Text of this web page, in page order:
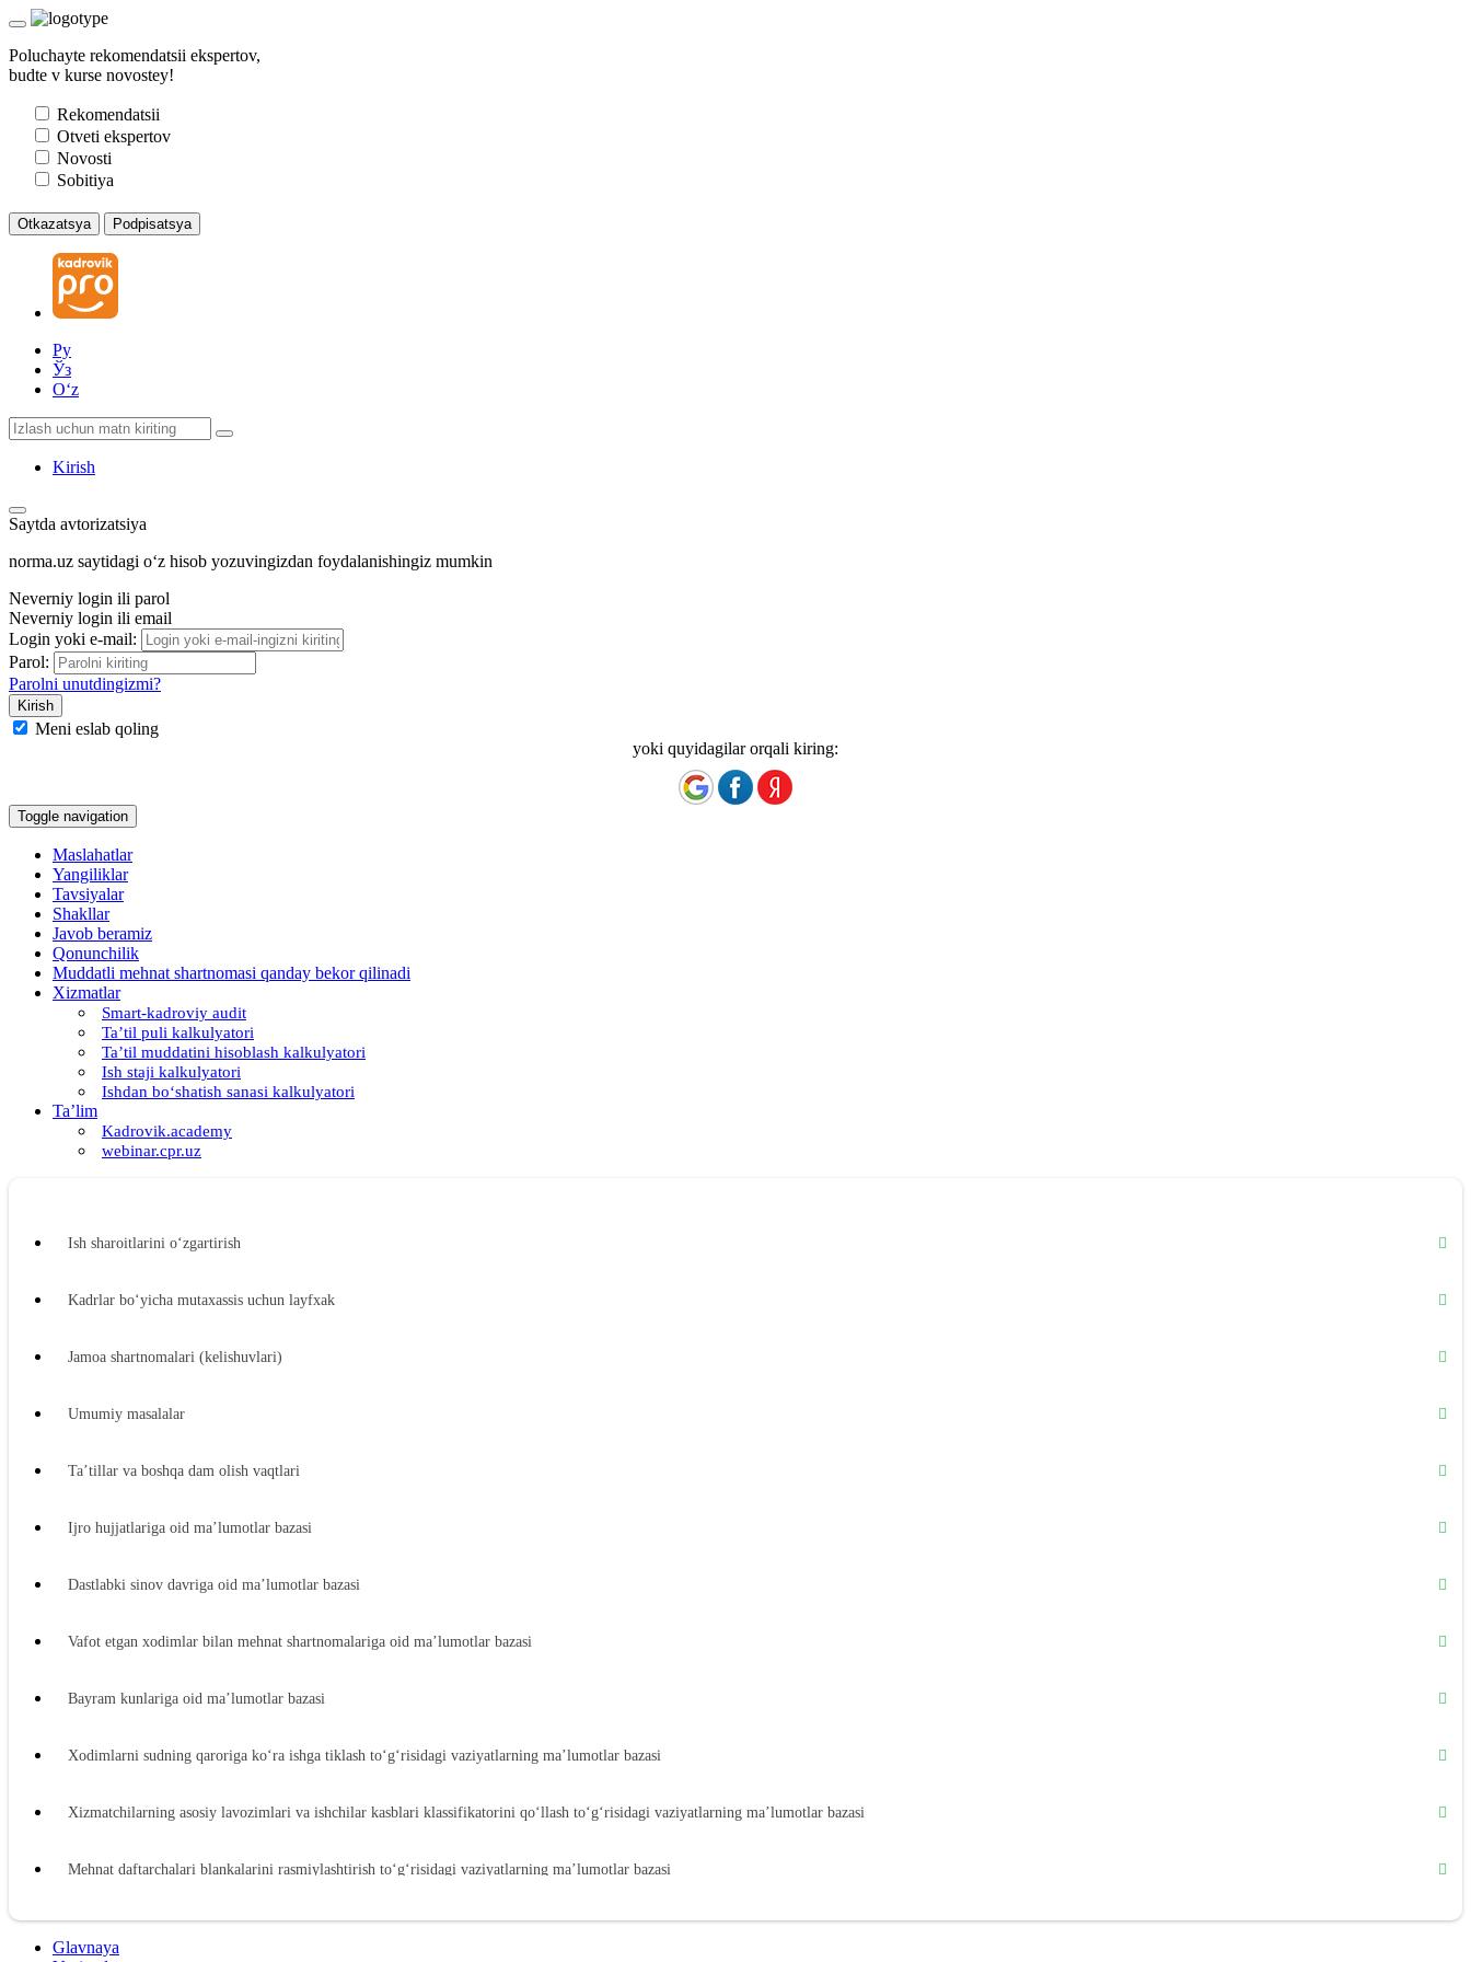
Poluchayte rekomendatsii ekspertov,
budte v kurse novostey!
Rekomendatsii
Otveti ekspertov
Novosti
Sobitiya
Otkazatsya Podpisatsya
Ру
Ўз
Oʻz
Kirish
Saytda avtorizatsiya
norma.uz saytidagi oʻz hisob yozuvingizdan foydalanishingiz mumkin
Neverniy login ili parol
Neverniy login ili email
Login yoki e-mail:
Parol:
Parolni unutdingizmi?
Meni eslab qoling
yoki quyidagilar orqali kiring:
Toggle navigation
Maslahatlar
Yangiliklar
Tavsiyalar
Shakllar
Javob beramiz
Qonunchilik
Muddatli mehnat shartnomasi qanday bekor qilinadi
Xizmatlar
Smart-kadroviy audit
Ta’til puli kalkulyatori
Ta’til muddatini hisoblash kalkulyatori
Ish staji kalkulyatori
Ishdan boʻshatish sanasi kalkulyatori
Ta’lim
Kadrovik.academy
webinar.cpr.uz
Ish sharoitlarini oʻzgartirish
Kadrlar boʻyicha mutaхassis uchun layfхak
Jamoa shartnomalari (kelishuvlari)
Umumiy masalalar
Ta’tillar va boshqa dam olish vaqtlari
Ijro hujjatlariga oid ma’lumotlar bazasi
Dastlabki sinov davriga oid ma’lumotlar bazasi
Vafot etgan хodimlar bilan mehnat shartnomalariga oid ma’lumotlar bazasi
Bayram kunlariga oid ma’lumotlar bazasi
Xodimlarni sudning qaroriga koʻra ishga tiklash toʻgʻrisidagi vaziyatlarning ma’lumotlar bazasi
Xizmatchilarning asosiy lavozimlari va ishchilar kasblari klassifikatorini qoʻllash toʻgʻrisidagi vaziyatlarning ma’lumotlar bazasi
Mehnat daftarchalari blankalarini rasmiylashtirish toʻgʻrisidagi vaziyatlarning ma’lumotlar bazasi
Ish beruvchidan zararni undirishga oid ma’lumotlar bazasi
Glavnaya